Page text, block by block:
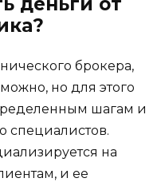
брокера,
но для этого
шагам и
специалистов.
на
и ее